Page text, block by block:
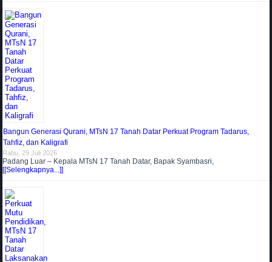
Bangun Generasi Qurani, MTsN 17 Tanah Datar Perkuat Program Tadarus,
Tahfiz, dan Kaligrafi
Rabu, 29 Juli 2026
Padang Luar – Kepala MTsN 17 Tanah Datar, Bapak Syambasri,
[[Selengkapnya...]]